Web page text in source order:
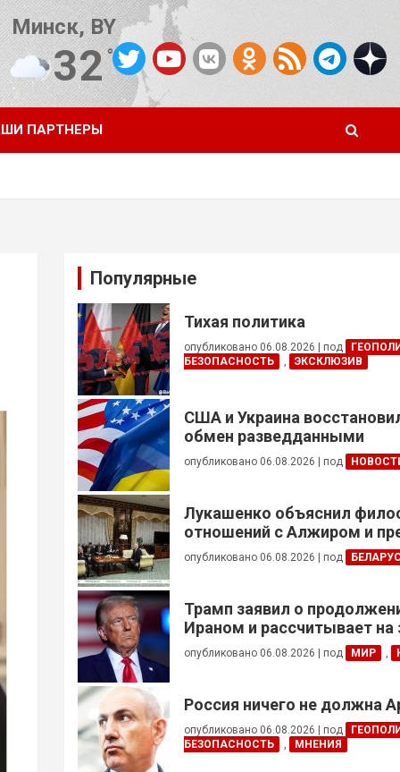
Минск, BY
32°C
от OpenWeatherMap
ПАРТНЕРЫ
Популярные
Тихая политика
опубликовано 06.08.2026 под
БЕЗОПАСНОСТЬ
, ЭКСКЛЮЗИВ
США и Украина
обмен разведданными
опубликовано 06.08.2026 под
Лукашенко объяснил
отношений с Алжиром и
ускорить реализацию
опубликовано 06.08.2026 под
Трамп заявил о
Ираном и рассчитывает на
сделки
опубликовано 06.08.2026 под МИР ,
Россия ничего не должна
опубликовано 06.08.2026 под
БЕЗОПАСНОСТЬ
, МНЕНИЯ